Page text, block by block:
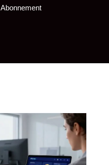
Abonnement